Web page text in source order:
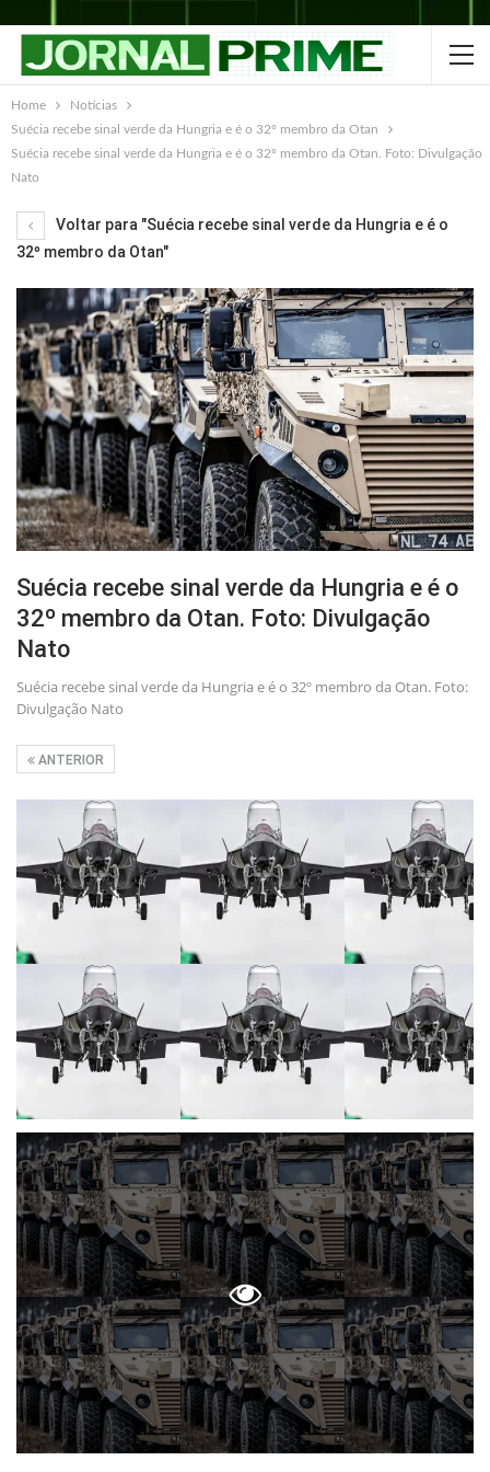
Home
Notícias
Suécia recebe sinal verde da Hungria e é o 32º membro da Otan
Suécia recebe sinal verde da Hungria e é o 32º membro da Otan. Foto: Divulgação
Nato
Voltar para "Suécia recebe sinal verde da Hungria e é o
32º membro da Otan"
Suécia recebe sinal verde da Hungria e é o
32º membro da Otan. Foto: Divulgação
Nato
Suécia recebe sinal verde da Hungria e é o 32º membro da Otan. Foto:
Divulgação Nato
ANTERIOR